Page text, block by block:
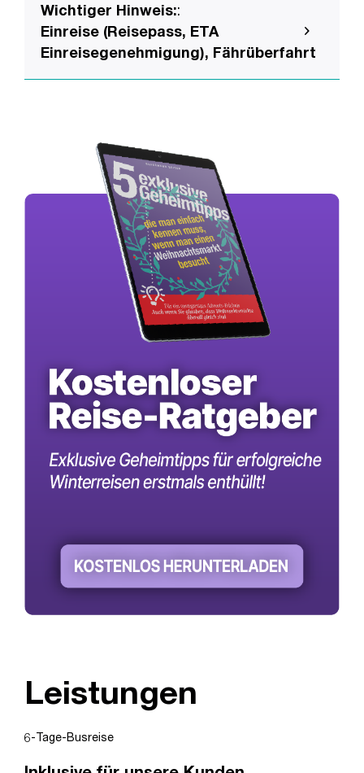
Wichtiger Hinweis::
Einreise (Reisepass, ETA
Einreisegenehmigung), Fährüberfahrt
Leistungen
6-Tage-Busreise